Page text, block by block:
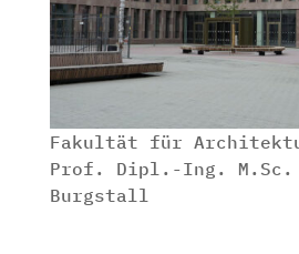
Fakultät für
Prof. Dipl.-Ing.
Burgstall